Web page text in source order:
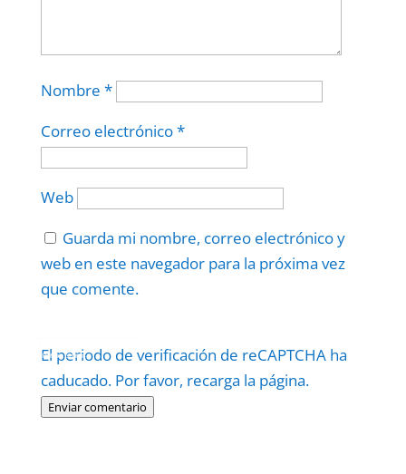
Nombre *
Correo electrónico*
Web
Guarda mi nombre, correo electrónico y
web en este navegador para la próxima vez
que comente.
El periodo de verificación de reCAPTCHA ha
caducado. Por favor, recarga la página.
Enviar comentario
Politica–Términos.